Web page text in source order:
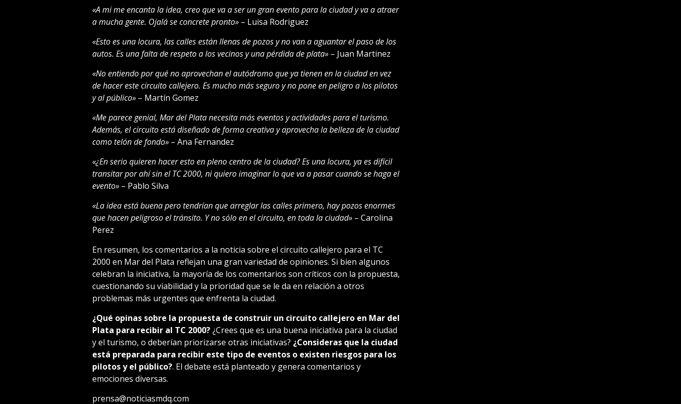
«A mi me encanta la idea, creo que va a ser un gran evento para la ciudad y va a atraer
a mucha gente. Ojalá se concrete pronto»– Luisa Rodriguez
«Esto es una locura, las calles están llenas de pozos y no van a aguantar el paso de los
autos. Es una falta de respeto a los vecinos y una pérdida de plata»– Juan Martinez
«No entiendo por qué no aprovechan el autódromo que ya tienen en la ciudad en vez
de hacer este circuito callejero. Es mucho más seguro y no pone en peligro a los pilotos
y al público»– Martín Gomez
«Me parece genial, Mar del Plata necesita más eventos y actividades para el turismo.
Además, el circuito está diseñado de forma creativa y aprovecha la belleza de la ciudad
como telón de fondo»– Ana Fernandez
«¿En serio quieren hacer esto en pleno centro de la ciudad? Es una locura, ya es difícil
transitar por ahí sin el TC 2000, ni quiero imaginar lo que va a pasar cuando se haga el
evento»– Pablo Silva
«La idea está buena pero tendrían que arreglar las calles primero, hay pozos enormes
que hacen peligroso el tránsito. Y no sólo en el circuito, en toda la ciudad»– Carolina
Perez
En resumen, los comentarios a la noticia sobre el circuito callejero para el TC
2000 en Mar del Plata reflejan una gran variedad de opiniones. Si bien algunos
celebran la iniciativa, la mayoría de los comentarios son críticos con la propuesta,
cuestionando su viabilidad y la prioridad que se le da en relación a otros
problemas más urgentes que enfrenta la ciudad.
¿Qué opinas sobre la propuesta de construir un circuito callejero en Mar del
Plata para recibir al TC 2000?¿Crees que es una buena iniciativa para la ciudad
y el turismo, o deberían priorizarse otras iniciativas? ¿Consideras que la ciudad
está preparada para recibir este tipo de eventos o existen riesgos para los
pilotos y el público?. El debate está planteado y genera comentarios y
emociones diversas.
prensa@noticiasmdq.com